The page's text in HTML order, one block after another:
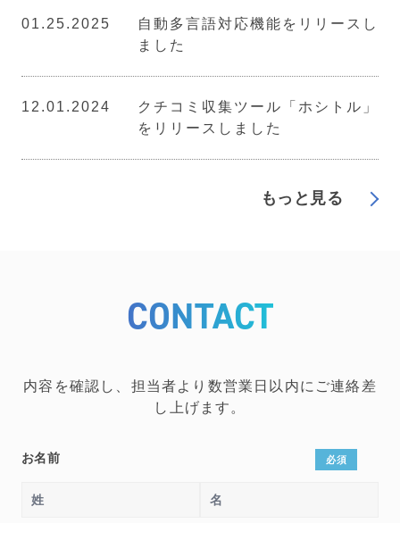
01.25.2025
自動多言語対応機能をリリースし
ました
12.01.2024
クチコミ収集ツール「ホシトル」
をリリースしました
もっと見る
CONTACT
内容を確認し、担当者より数営業日以内にご連絡差
し上げます。
お名前